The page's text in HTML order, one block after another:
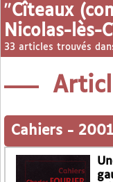
"Cîteaux
Nicolas-lès-
33 articles trouvés
Cahiers -